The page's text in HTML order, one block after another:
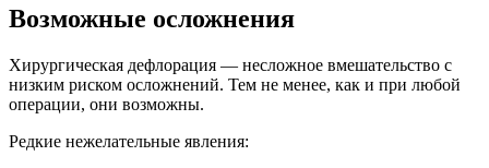
Возможные осложнения
Хирургическая дефлорация — несложное вмешательство с
низким риском осложнений. Тем не менее, как и при любой
операции, они возможны.
Редкие нежелательные явления: